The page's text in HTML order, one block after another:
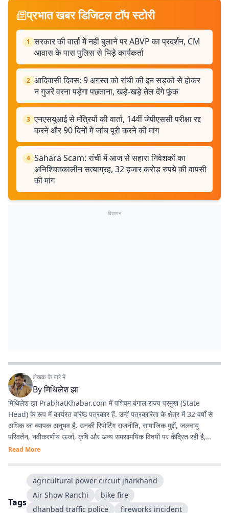
प्रभात खबर डिजिटल टॉप स्टोरी
1 सरकार की वार्ता में नहीं बुलाने पर ABVP का प्रदर्शन, CM
आवास के पास पुलिस से भिड़े कार्यकर्ता
2 आदिवासी दिवस: 9 अगस्त को रांची की इन सड़कों से होकर
न गुजरें वरना पड़ेगा पछताना, खड़े-खड़े तेल देंगे फूंक
3 एनएसयूआई से मंत्रियों की वार्ता, 14वीं जेपीएससी परीक्षा रद्द
करने और 90 दिनों में जांच पूरी करने की मांग
4 Sahara Scam: रांची में आज से सहारा निवेशकों का
अनिश्चितकालीन सत्याग्रह, 32 हजार करोड़ रुपये की वापसी
की मांग
विज्ञापन
लेखक के बारे में
Byमिथिलेश झा
मिथिलेश झा PrabhatKhabar.com में पश्चिम बंगाल राज्य प्रमुख (State
Head) के रूप में कार्यरत वरिष्ठ पत्रकार हैं. उन्हें पत्रकारिता के क्षेत्र में 32 वर्षों से
अधिक का व्यापक अनुभव है. उनकी रिपोर्टिंग राजनीति, सामाजिक मुद्दों, जलवायु
परिवर्तन, नवीकरणीय ऊर्जा, कृषि और अन्य समसामयिक विषयों पर केंद्रित रही है,
जिससे वे क्षेत्रीय पत्रकारिता में एक विश्वसनीय और प्रामाणिक पत्रकार के रूप में
(prabhatkhabar.com) में पश्चिम बंगाल के स्टेट हेड की भूमिका में हैं. वे डिजिटल
न्यूज कवर करते हैं. तथ्यात्मक और जनहित से जुड़ी पत्रकारिता को प्राथमिकता देते हैं.
वर्तमान में बंगाल विधानसभा चुनाव 2026 पर पूरी तरह से फोकस्ड हैं. भौगोलिक
Read More
Tags
agricultural power circuit jharkhand
Air Show Ranchi
bike fire
dhanbad traffic police
fireworks incident